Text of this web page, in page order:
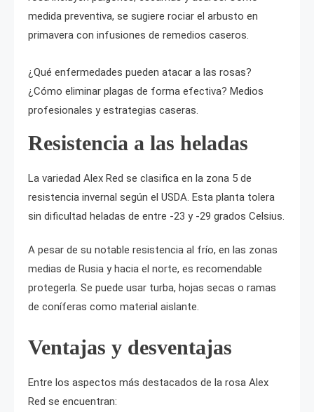
medida preventiva, se sugiere rociar el arbusto en
primavera con infusiones de remedios caseros.
¿Qué enfermedades pueden atacar a las rosas?
¿Cómo eliminar plagas de forma efectiva? Medios
profesionales y estrategias caseras.
Resistencia a las heladas
La variedad Alex Red se clasifica en la zona 5 de
resistencia invernal según el USDA. Esta planta tolera
sin dificultad heladas de entre -23 y -29 grados Celsius.
A pesar de su notable resistencia al frío, en las zonas
medias de Rusia y hacia el norte, es recomendable
protegerla. Se puede usar turba, hojas secas o ramas
de coníferas como material aislante.
Ventajas y desventajas
Entre los aspectos más destacados de la rosa Alex
Red se encuentran: